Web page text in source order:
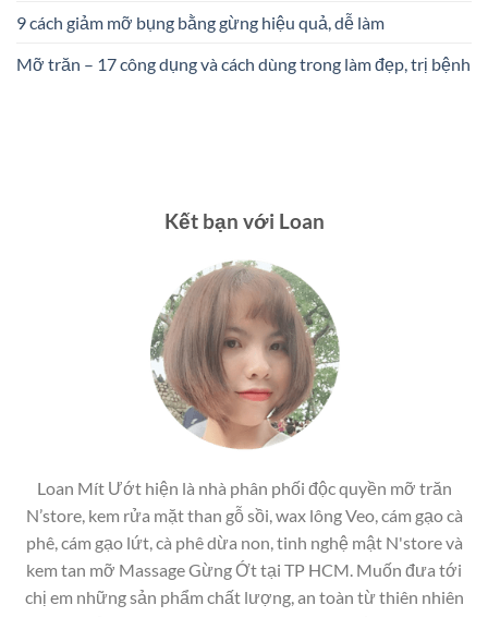
9 cách giảm mỡ bụng bằng gừng hiệu quả, dễ làm
Mỡ trăn – 17 công dụng và cách dùng trong làm đẹp, trị bệnh
Kết bạn với Loan
Loan Mít Ướt hiện là nhà phân phối độc quyền mỡ trăn
N’store, kem rửa mặt than gỗ sồi, wax lông Veo, cám gạo cà
phê, cám gạo lứt, cà phê dừa non, tinh nghệ mật N'store và
kem tan mỡ Massage Gừng Ớt tại TP HCM. Muốn đưa tới
chị em những sản phẩm chất lượng, an toàn từ thiên nhiên